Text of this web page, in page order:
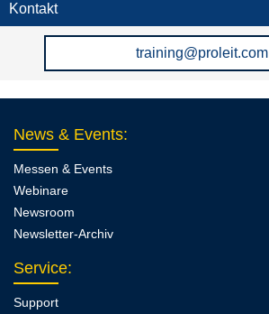
Kontakt
training@proleit.com
News & Events:
Messen & Events
Webinare
Newsroom
Newsletter-Archiv
Service:
Support